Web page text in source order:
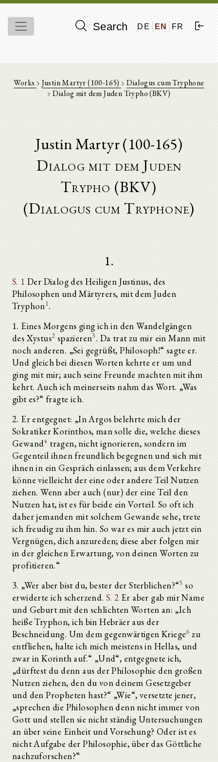
Search DE EN FR
Works Justin Martyr (100-165) Dialogus cum Tryphone
Dialog mit dem Juden Trypho (BKV)
Justin Martyr (100-165)
Dialog mit dem Juden
Trypho (BKV)
(Dialogus cum Tryphone)
1.
S. 1 Der Dialog des Heiligen Justinus, des
Philosophen und Märtyrers, mit dem Juden
Tryphon1.
1. Eines Morgens ging ich in den Wandelgängen
des Xystus2 spazieren3. Da trat zu mir ein Mann mit
noch anderen. „Sei gegrüßt, Philosoph!“ sagte er.
Und gleich bei diesen Worten kehrte er um und
ging mit mir; auch seine Freunde machten mit ihm
kehrt. Auch ich meinerseits nahm das Wort. „Was
gibt es?“ fragte ich.
2. Er entgegnet: „In Argos belehrte mich der
Sokratiker Korinthos, man solle die, welche dieses
Gewand4 tragen, nicht ignorieren, sondern im
Gegenteil ihnen freundlich begegnen und sich mit
ihnen in ein Gespräch einlassen; aus dem Verkehre
könne vielleicht der eine oder andere Teil Nutzen
ziehen. Wenn aber auch (nur) der eine Teil den
Nutzen hat, ist es für beide ein Vorteil. So oft ich
daher jemanden mit solchem Gewande sehe, trete
ich freudig zu ihm hin. So war es mir auch jetzt ein
Vergnügen, dich anzureden; diese aber folgen mir
in der gleichen Erwartung, von deinen Worten zu
profitieren.“
3. „Wer aber bist du, bester der Sterblichen?“5 so
erwiderte ich scherzend. S. 2 Er aber gab mir Name
und Geburt mit den schlichten Worten an: „Ich
heiße Tryphon, ich bin Hebräer aus der
Beschneidung. Um dem gegenwärtigen Kriege6 zu
entfliehen, halte ich mich meistens in Hellas, und
zwar in Korinth auf.“ „Und“, entgegnete ich,
„dürftest du denn aus der Philosophie den großen
Nutzen ziehen, den du von deinem Gesetzgeber
und den Propheten hast?“ „Wie“, versetzte jener,
„sprechen die Philosophen denn nicht immer von
Gott und stellen sie nicht ständig Untersuchungen
an über seine Einheit und Vorsehung? Oder ist es
nicht Aufgabe der Philosophie, über das Göttliche
nachzuforschen?“